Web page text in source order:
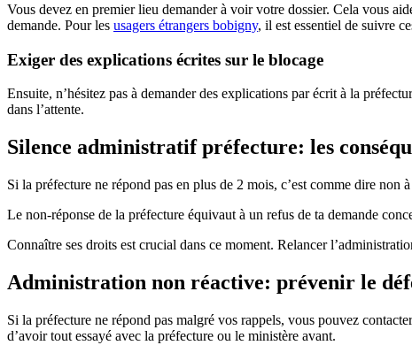
Vous devez en premier lieu demander à voir votre dossier. Cela vous
demande. Pour les usagers étrangers bobigny, il est essentiel de suivre
Exiger des explications écrites sur le blocage
Ensuite, n’hésitez pas à demander des explications par écrit à la
dans l’attente.
Silence administratif préfecture: les
Si la préfecture ne répond pas en plus de 2 mois, c’est comme dire
Le non-réponse de la préfecture équivaut à un refus de ta demande
Connaître ses droits est crucial dans ce moment. Relancer
Administration non réactive: prévenir le
Si la préfecture ne répond pas malgré vos rappels, vous pouvez
d’avoir tout essayé avec la préfecture ou le ministère avant.